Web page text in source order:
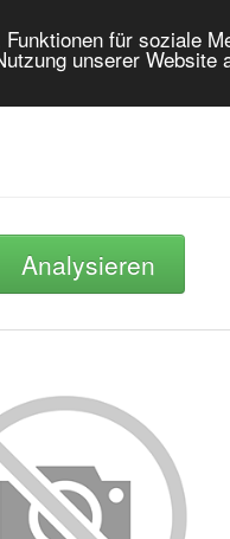
für soziale
unserer
Analysieren